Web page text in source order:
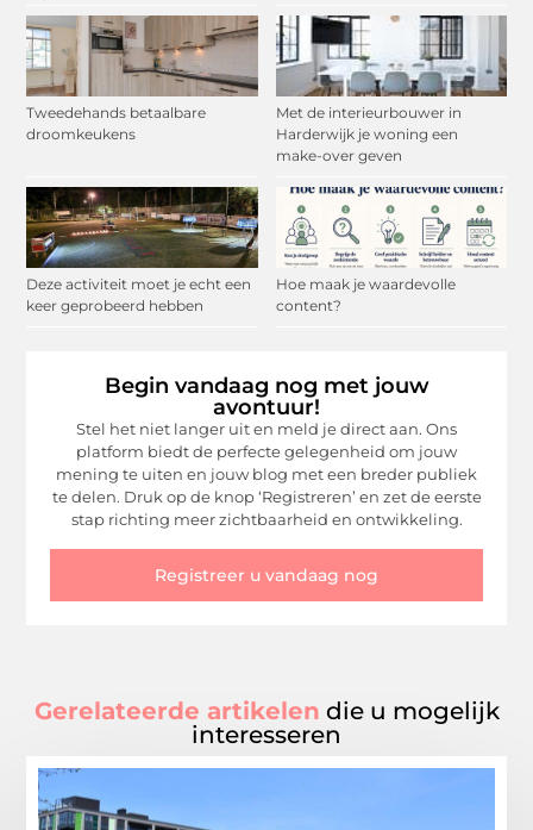
Tweedehands betaalbare
droomkeukens
Met de interieurbouwer in
Harderwijk je woning een
make-over geven
Deze activiteit moet je echt een
keer geprobeerd hebben
Hoe maak je waardevolle
content?
Begin vandaag nog met jouw
avontuur!
Stel het niet langer uit en meld je direct aan. Ons
platform biedt de perfecte gelegenheid om jouw
mening te uiten en jouw blog met een breder publiek
te delen. Druk op de knop ‘Registreren’ en zet de eerste
stap richting meer zichtbaarheid en ontwikkeling.
Registreer u vandaag nog
Gerelateerde artikelen die u mogelijk
interesseren